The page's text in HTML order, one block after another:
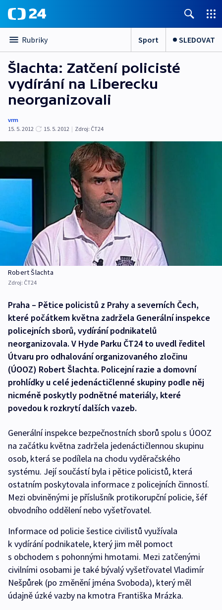
Rubriky Sport SLEDOVAT
Šlachta: Zatčení policisté
vydírání na Liberecku
neorganizovali
vrm
15. 5. 2012
15. 5. 2012 | Zdroj: ČT24
Robert Šlachta
Zdroj: ČT24
Praha – Pětice policistů z Prahy a severních Čech,
které počátkem května zadržela Generální inspekce
policejních sborů, vydírání podnikatelů
neorganizovala. V Hyde Parku ČT24 to uvedl ředitel
Útvaru pro odhalování organizovaného zločinu
(ÚOOZ) Robert Šlachta. Policejní razie a domovní
prohlídky u celé jedenáctičlenné skupiny podle něj
nicméně poskytly podnětné materiály, které
povedou k rozkrytí dalších vazeb.
Generální inspekce bezpečnostních sborů spolu s ÚOOZ
na začátku května zadržela jedenáctičlennou skupinu
osob, která se podílela na chodu vyděračského
systému. Její součástí byla i pětice policistů, která
ostatním poskytovala informace z policejních činností.
Mezi obviněnými je příslušník protikorupční policie, šéf
obvodního oddělení nebo vyšetřovatel.
Informace od policie šestice civilistů využívala
k vydírání podnikatele, který jim měl pomoct
s obchodem s pohonnými hmotami. Mezi zatčenými
civilními osobami je také bývalý vyšetřovatel Vladimír
Nešpůrek (po změnění jména Svoboda), který měl
údajně úzké vazby na kmotra Františka Mrázka.